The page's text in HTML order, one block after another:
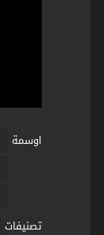
اوسمة
تصنيفات